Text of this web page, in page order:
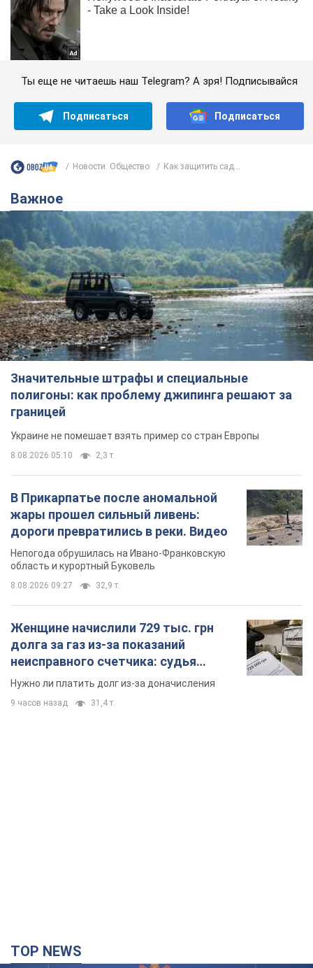
Ты еще не читаешь наш Telegram? А зря! Подписывайся
Подписаться Подписаться
Новости. Общество Как защитить сад...
Важное
Значительные штрафы и специальные
полигоны: как проблему джипинга решают за
границей
Украине не помешает взять пример со стран Европы
8.08.2026 05:10 2,3 т.
В Прикарпатье после аномальной
жары прошел сильный ливень:
дороги превратились в реки. Видео
Непогода обрушилась на Ивано-Франковскую
область и курортный Буковель
8.08.2026 09:27 32,9 т.
Женщине начислили 729 тыс. грн
долга за газ из-за показаний
неисправного счетчика: судья
вынес неожиданное решение
Нужно ли платить долг из-за доначисления
9 часов назад 31,4 т.
TOP NEWS